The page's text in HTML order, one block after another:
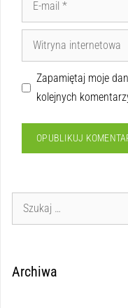
Zapamiętaj moje
kolejnych
Archiwa